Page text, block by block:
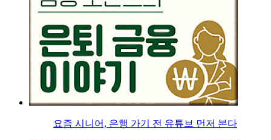
요즘 시니어, 은행 가기 전 유튜브 먼저 본다